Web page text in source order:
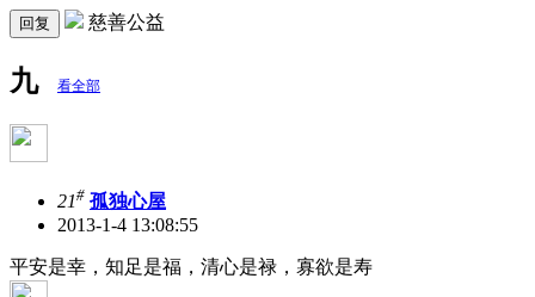
回复 慈善公益
九 看全部
21# 孤独心屋
2013-1-4 13:08:55
平安是幸，知足是福，清心是禄，寡欲是寿